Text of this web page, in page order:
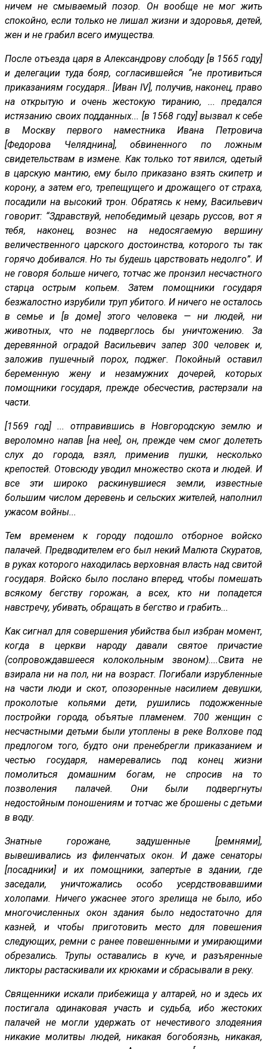
ничем не смываемый позор. Он вообще не мог жить
спокойно, если только не лишал жизни и здоровья, детей,
жен и не грабил всего имущества.
После отъезда царя в Александрову слободу [в 1565 году]
и делегации туда бояр, согласившейся “не противиться
приказаниям государя.. [Иван IV], получив, наконец, право
на открытую и очень жестокую тиранию, ... предался
истязанию своих подданных... [в 1568 году] вызвал к себе
в Москву первого наместника Ивана Петровича
[Федорова Челяднина], обвиненного по ложным
свидетельствам в измене. Как только тот явился, одетый
в царскую мантию, ему было приказано взять скипетр и
корону, а затем его, трепещущего и дрожащего от страха,
посадили на высокий трон. Обратясь к нему, Васильевич
говорит: “Здравствуй, непобедимый цезарь руссов, вот я
тебя, наконец, вознес на недосягаемую вершину
величественного царского достоинства, которого ты так
горячо добивался. Но ты будешь царствовать недолго”. И
не говоря больше ничего, тотчас же пронзил несчастного
старца острым копьем. Затем помощники государя
безжалостно изрубили труп убитого. И ничего не осталось
в семье и [в доме] этого человека — ни людей, ни
животных, что не подверглось бы уничтожению. За
деревянной оградой Васильевич запер 300 человек и,
заложив пушечный порох, поджег. Покойный оставил
беременную жену и незамужних дочерей, которых
помощники государя, прежде обесчестив, растерзали на
части.
[1569 год] ... отправившись в Новгородскую землю и
вероломно напав [на нее], он, прежде чем смог долететь
слух до города, взял, применив пушки, несколько
крепостей. Отовсюду уводил множество скота и людей. И
все эти широко раскинувшиеся земли, известные
большим числом деревень и сельских жителей, наполнил
ужасом войны...
Тем временем к городу подошло отборное войско
палачей. Предводителем его был некий Малюта Скуратов,
в руках которого находилась верховная власть над свитой
государя. Войско было послано вперед, чтобы помешать
всякому бегству горожан, а всех, кто ни попадется
навстречу, убивать, обращать в бегство и грабить...
Как сигнал для совершения убийства был избран момент,
когда в церкви народу давали святое причастие
(сопровождавшееся колокольным звоном)....Свита не
взирала ни на пол, ни на возраст. Погибали изрубленные
на части люди и скот, опозоренные насилием девушки,
проколотые копьями дети, рушились подожженные
постройки города, объятые пламенем. 700 женщин с
несчастными детьми были утоплены в реке Волхове под
предлогом того, будто они пренебрегли приказанием и
честью государя, намеревались под конец жизни
помолиться домашним богам, не спросив на то
позволения палачей. Они были подвергнуты
недостойным поношениям и тотчас же брошены с детьми
в воду.
Знатные горожане, задушенные [ремнями],
вывешивались из филенчатых окон. И даже сенаторы
[посадники] и их помощники, запертые в здании, где
заседали, уничтожались особо усердствовавшими
холопами. Ничего ужаснее этого зрелища не было, ибо
многочисленных окон здания было недостаточно для
казней, и чтобы приготовить место для повешения
следующих, ремни с ранее повешенными и умирающими
обрезались. Трупы оставались в куче, и разъяренные
ликторы растаскивали их крюками и сбрасывали в реку.
Священники искали прибежища у алтарей, но и здесь их
постигала одинаковая участь и судьба, ибо жестоких
палачей не могли удержать от нечестивого злодеяния
никакие молитвы людей, никакая богобоязнь, никакая,